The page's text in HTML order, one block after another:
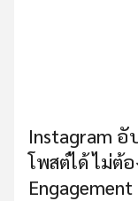
Instagram อั
โพสต์ได้ ไม่ต้
Engagement